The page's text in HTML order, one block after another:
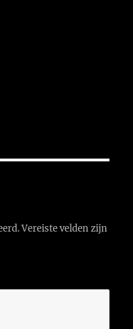
Vereiste velden zijn